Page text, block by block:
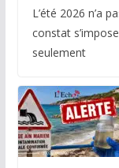
L’été 2026 n’a
constat
seulement